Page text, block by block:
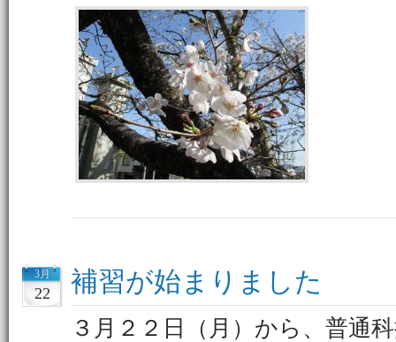
3月
22 補習が始まりました
３月２２日（月）から、普通